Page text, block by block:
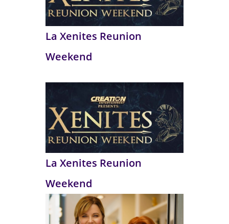
La Xenites Reunion
Weekend
La Xenites Reunion
Weekend